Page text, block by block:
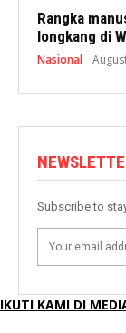
Rangka
longkang di
Nasional
Subscribe to
IKUTI KAMI DI